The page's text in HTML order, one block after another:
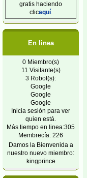
gratis haciendo
clicaquí.
En linea
0 Miembro(s)
11 Visitante(s)
3 Robot(s):
Google
Google
Google
Inicia sesión para ver
quien está.
Más tiempo en linea:305
Membrecía: 226
Damos la Bienvenida a
nuestro nuevo miembro:
kingprince